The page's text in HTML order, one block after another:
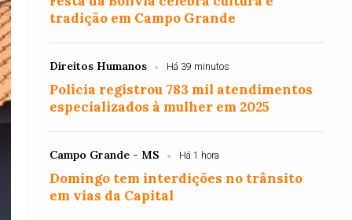
tradição em Campo Grande
Direitos Humanos Há 39 minutos
Polícia registrou 783 mil atendimentos
especializados à mulher em 2025
Campo Grande - MS Há 1 hora
Domingo tem interdições no trânsito
em vias da Capital